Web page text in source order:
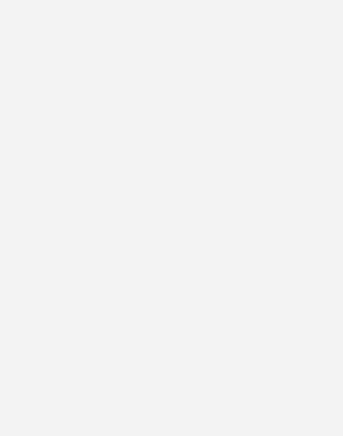
lag von Januar 2021 bis Januar
Preissteigerung aller betrachteten